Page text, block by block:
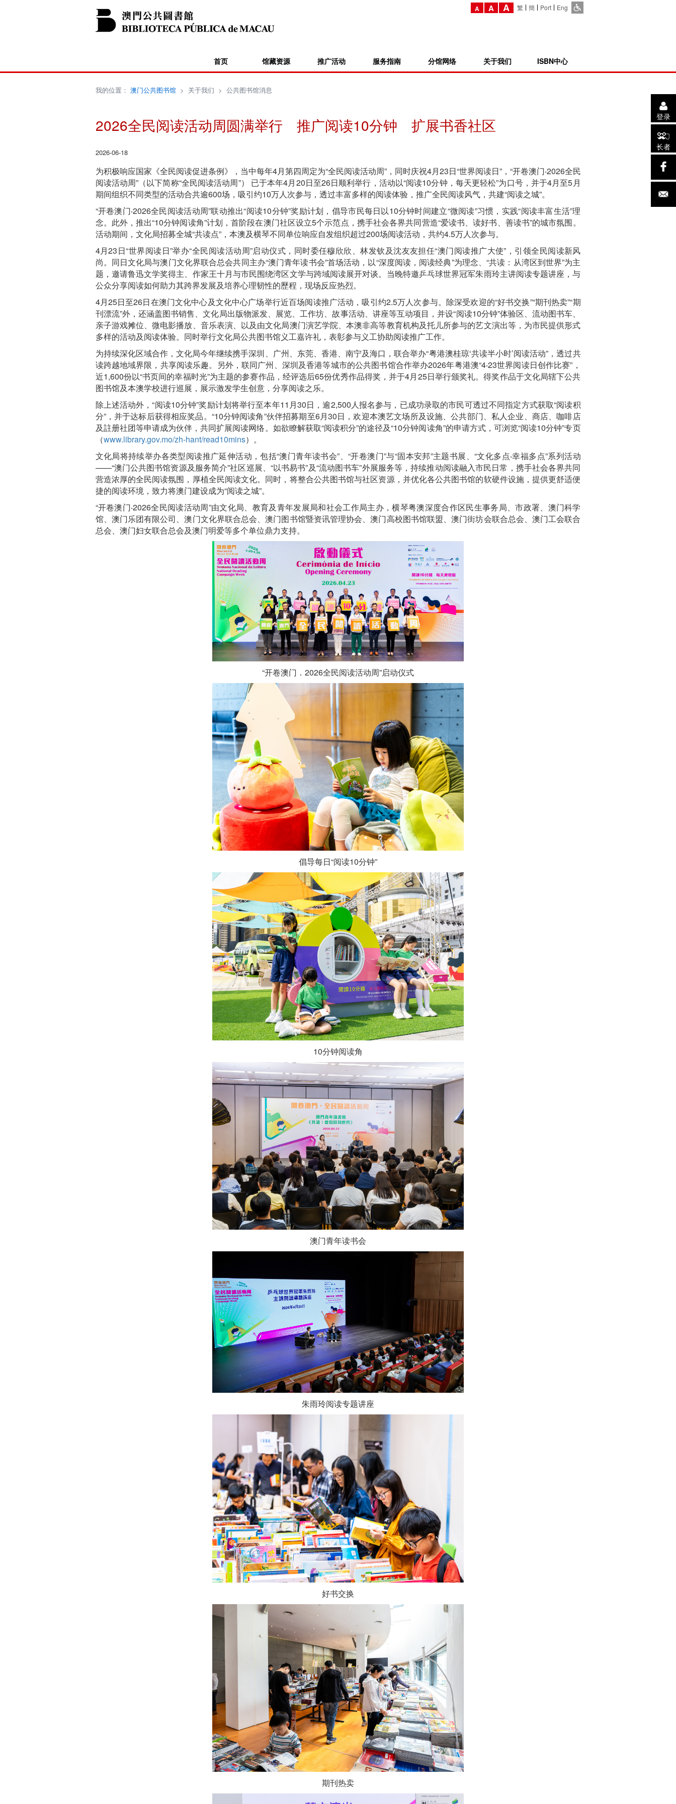
A A A 繁 簡 Port Eng
首页 馆藏资源 推广活动 服务指南 分馆网络 关于我们 ISBN中心
登录
长者
我的位置： 澳门公共图书馆> 关于我们 > 公共图书馆消息
2026全民阅读活动周圆满举行 推广阅读10分钟 扩展书香社区
2026-06-18
为积极响应国家《全民阅读促进条例》，当中每年4月第四周定为“全民阅读活动周”，同时庆祝4月23日“世界阅读日”，“开卷澳门‧2026全民
阅读活动周”（以下简称“全民阅读活动周”） 已于本年4月20日至26日顺利举行，活动以“阅读10分钟，每天更轻松”为口号，并于4月至5月
期间组织不同类型的活动合共逾600场，吸引约10万人次参与，透过丰富多样的阅读体验，推广全民阅读风气，共建“阅读之城”。
“开卷澳门‧2026全民阅读活动周”联动推出“阅读10分钟”奖励计划，倡导市民每日以10分钟时间建立“微阅读”习惯，实践“阅读丰富生活”理
念。此外，推出“10分钟阅读角”计划，首阶段在澳门社区设立5个示范点，携手社会各界共同营造“爱读书、读好书、善读书”的城市氛围。
活动期间，文化局招募全城“共读点”，本澳及横琴不同单位响应自发组织超过200场阅读活动，共约4.5万人次参与。
4月23日“世界阅读日”举办“全民阅读活动周”启动仪式，同时委任穆欣欣、林发钦及沈友友担任“澳门阅读推广大使”，引领全民阅读新风
尚。同日文化局与澳门文化界联合总会共同主办“澳门青年读书会”首场活动，以“深度阅读，阅读经典”为理念、“共读：从湾区到世界”为主
题，邀请鲁迅文学奖得主、作家王十月与市民围绕湾区文学与跨域阅读展开对谈。当晚特邀乒乓球世界冠军朱雨玲主讲阅读专题讲座，与
公众分享阅读如何助力其跨界发展及培养心理韧性的歷程，现场反应热烈。
4月25日至26日在澳门文化中心及文化中心广场举行近百场阅读推广活动，吸引约2.5万人次参与。除深受欢迎的“好书交换”“期刊热卖”“期
刊漂流”外，还涵盖图书销售、文化局出版物派发、展览、工作坊、故事活动、讲座等互动项目，并设“阅读10分钟”体验区、流动图书车、
亲子游戏摊位、微电影播放、音乐表演、以及由文化局澳门演艺学院、本澳非高等教育机构及托儿所参与的艺文演出等，为市民提供形式
多样的活动及阅读体验。同时举行文化局公共图书馆义工嘉许礼，表彰参与义工协助阅读推广工作。
为持续深化区域合作，文化局今年继续携手深圳、广州、东莞、香港、南宁及海口，联合举办“粤港澳桂琼‘共读半小时’阅读活动”，透过共
读跨越地域界限，共享阅读乐趣。另外，联同广州、深圳及香港等城市的公共图书馆合作举办2026年粤港澳“4‧23世界阅读日创作比赛”，
近1,600份以“书页间的幸福时光”为主题的参赛作品，经评选后65份优秀作品得奖，并于4月25日举行颁奖礼。得奖作品于文化局辖下公共
图书馆及本澳学校进行巡展，展示激发学生创意，分享阅读之乐。
除上述活动外，“阅读10分钟”奖励计划将举行至本年11月30日，逾2,500人报名参与，已成功录取的市民可透过不同指定方式获取“阅读积
分”，并于达标后获得相应奖品。“10分钟阅读角”伙伴招募期至6月30日，欢迎本澳艺文场所及设施、公共部门、私人企业、商店、咖啡店
及註册社团等申请成为伙伴，共同扩展阅读网络。如欲瞭解获取“阅读积分”的途径及“10分钟阅读角”的申请方式，可浏览“阅读10分钟”专页
（www.library.gov.mo/zh-hant/read10mins）。
文化局将持续举办各类型阅读推广延伸活动，包括“澳门青年读书会”、“开卷澳门”与“固本安邦”主题书展、“文化多点‧幸福多点”系列活动
——“澳门公共图书馆资源及服务简介”社区巡展、“以书易书”及“流动图书车”外展服务等，持续推动阅读融入市民日常，携手社会各界共同
营造浓厚的全民阅读氛围，厚植全民阅读文化。同时，将整合公共图书馆与社区资源，并优化各公共图书馆的软硬件设施，提供更舒适便
捷的阅读环境，致力将澳门建设成为“阅读之城”。
“开卷澳门‧2026全民阅读活动周”由文化局、教育及青年发展局和社会工作局主办，横琴粤澳深度合作区民生事务局、市政署、澳门科学
馆、澳门乐团有限公司、澳门文化界联合总会、澳门图书馆暨资讯管理协会、澳门高校图书馆联盟、澳门街坊会联合总会、澳门工会联合
总会、澳门妇女联合总会及澳门明爱等多个单位鼎力支持。
“开卷澳门．2026全民阅读活动周”启动仪式
倡导每日“阅读10分钟”
10分钟阅读角
澳门青年读书会
朱雨玲阅读专题讲座
好书交换
期刊热卖